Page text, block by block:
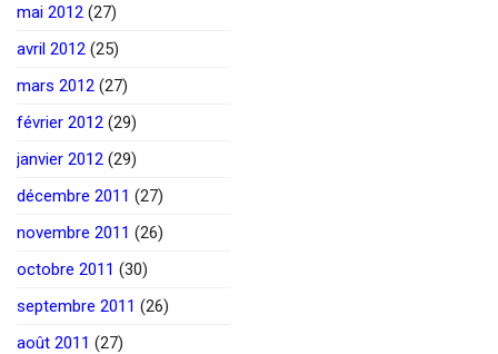
mai 2012 (27)
avril 2012 (25)
mars 2012 (27)
février 2012 (29)
janvier 2012 (29)
décembre 2011 (27)
novembre 2011 (26)
octobre 2011 (30)
septembre 2011 (26)
août 2011 (27)